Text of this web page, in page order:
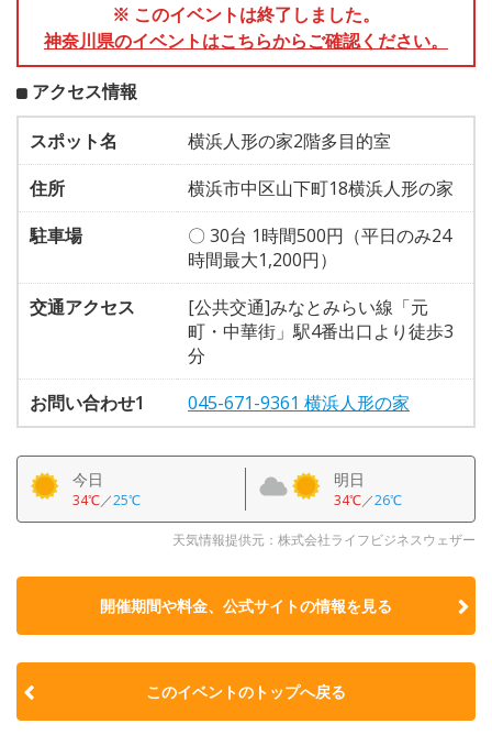
※ このイベントは終了しました。
神奈川県のイベントはこちらからご確認ください。
アクセス情報
スポット名
横浜人形の家2階多目的室
住所
横浜市中区山下町18横浜人形の家
駐車場
〇 30台 1時間500円（平日のみ24
時間最大1,200円）
交通アクセス
[公共交通]みなとみらい線「元
町・中華街」駅4番出口より徒歩3
分
お問い合わせ1
045-671-9361 横浜人形の家
今日
34℃／25℃
明日
34℃／26℃
天気情報提供元：株式会社ライフビジネスウェザー
開催期間や料金、公式サイトの情報を見る
このイベントのトップへ戻る